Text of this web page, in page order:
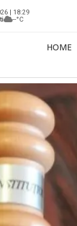
| 18:29
--°C
HOME